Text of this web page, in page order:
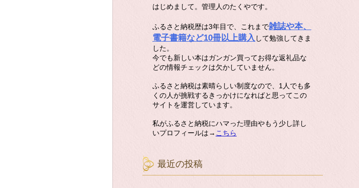
はじめまして。管理人のたくやです。
ふるさと納税歴は3年目で、これまで雑誌や本、
電子書籍など10冊以上購入 して勉強してきま
した。
今でも新しい本はガンガン買ってお得な返礼品な
どの情報チェックは欠かしていません。
ふるさと納税は素晴らしい制度なので、1人でも多
くの人が挑戦するきっかけになればと思ってこの
サイトを運営しています。
私がふるさと納税にハマった理由やもう少し詳し
いプロフィールは→ こちら
最近の投稿